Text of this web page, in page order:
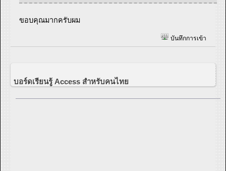
ขอบคุณมากครับผม
บันทึกการเข้า
บอร์ดเรียนรู้ Access สำหรับคนไทย